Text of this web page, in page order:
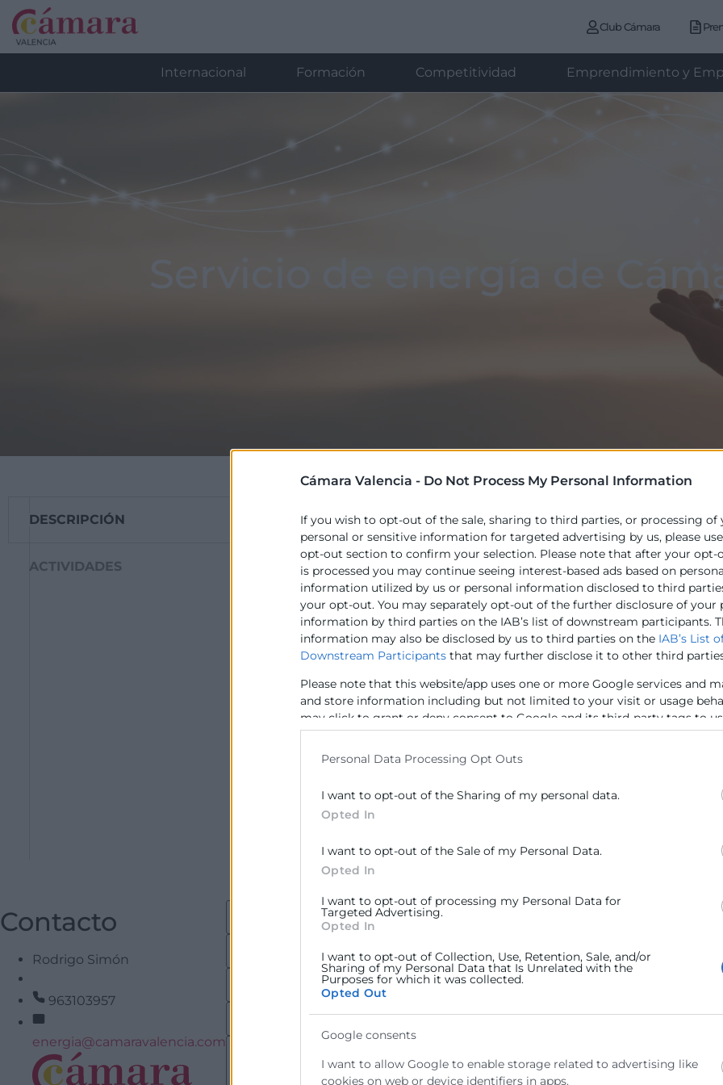
Cámara Valencia - Do Not Process My Personal Information
If you wish to opt-out of the sale, sharing to third parties, or processing of
personal or sensitive information for targeted advertising by us, please
opt-out section to confirm your selection. Please note that after your opt-
is processed you may continue seeing interest-based ads based on
information utilized by us or personal information disclosed to third
your opt-out. You may separately opt-out of the further disclosure of your
information by third parties on the IAB’s list of downstream participants.
information may also be disclosed by us to third parties on the IAB’s List
Downstream Participants that may further disclose it to other third
Please note that this website/app uses one or more Google services and
and store information including but not limited to your visit or usage
may click to grant or deny consent to Google and its third-party tags to
data for below specified purposes in below Google consent section.
Personal Data Processing Opt Outs
I want to opt-out of the Sharing of my personal data.
Opted In
I want to opt-out of the Sale of my Personal Data.
Opted In
I want to opt-out of processing my Personal Data for
Targeted Advertising.
Opted In
I want to opt-out of Collection, Use, Retention, Sale, and/or
Sharing of my Personal Data that Is Unrelated with the
Purposes for which it was collected.
Opted Out
Google consents
I want to allow Google to enable storage related to advertising like
cookies on web or device identifiers in apps.
Club Cámara
Internacional Formación Competitividad Emprendimiento y
Servicio de energía de
DESCRIPCIÓN
ACTIVIDADES
La Cámara de Valencia junto con el Consejo de Cámaras de la
promueven la creación de un nuevo servicio de Información, Formación
empresas en materia de energía, elServicio de energía de Cámaras.
Esta oficina quiere dar respuesta a las diferentes inquietudes en
pueden plantearse. En concreto, un técnico en energía de la Cámara de
dichas inquietudes o preguntas y dinamizará actividades (talleres,
Otra actuación por realizar es un diagnóstico inicial sobre la gestión
El servicio se presta desde las instalaciones de las Cámaras de
En definitiva, el objetivo principal de este nuevo servicio es el de
técnicas en materia de energía (Reglamentos, Legislación o cualquier
Servicio de energía de Cámarasestá financiado por el Instituto
EmpresarialIVACE
Contacto
Rodrigo Simón
963103957
energia@camaravalencia.com